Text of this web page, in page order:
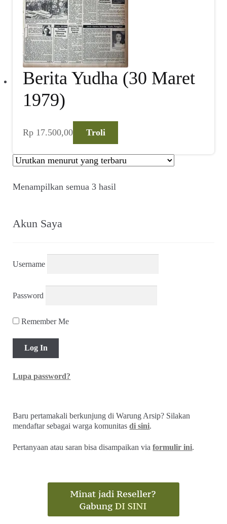
Berita Yudha (30 Maret
1979)
Rp 17.500,00 Troli
Menampilkan semua 3 hasil
Akun Saya
Username
Password
Remember Me
Lupa password?
Baru pertamakali berkunjung di Warung Arsip? Silakan
mendaftar sebagai warga komunitasdi sini.
Pertanyaan atau saran bisa disampaikan viaformulir ini.